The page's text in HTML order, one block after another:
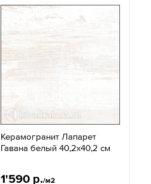
Керамогранит Лапарет
Гавана белый 40,2x40,2 см
1'590 р./м2